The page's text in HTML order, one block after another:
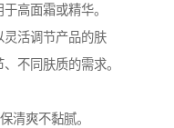
高面霜或精华。
灵活调节产品的肤
不同肤质的需求。
清爽不黏腻。